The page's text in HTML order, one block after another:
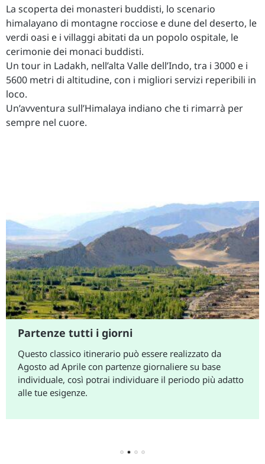
La scoperta dei monasteri buddisti, lo scenario
himalayano di montagne rocciose e dune del deserto, le
verdi oasi e i villaggi abitati da un popolo ospitale, le
cerimonie dei monaci buddisti.
Un tour in Ladakh, nell’alta Valle dell’Indo, tra i 3000 e i
5600 metri di altitudine, con i migliori servizi reperibili in
loco.
Un’avventura sull’Himalaya indiano che ti rimarrà per
sempre nel cuore.
da
su base
più adatto
Vola come vuoi
Abbiamo deciso di non includere nel
aerea internazionale, per darti la
se affidare a noi la gestione dei voli,